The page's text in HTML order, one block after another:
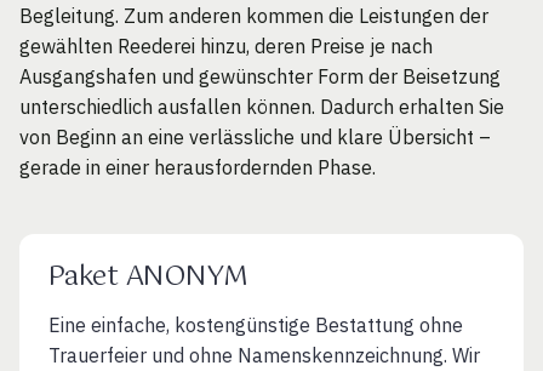
Begleitung. Zum anderen kommen die Leistungen der
gewählten Reederei hinzu, deren Preise je nach
Ausgangshafen und gewünschter Form der Beisetzung
unterschiedlich ausfallen können. Dadurch erhalten Sie
von Beginn an eine verlässliche und klare Übersicht –
gerade in einer herausfordernden Phase.
Paket ANONYM
Eine einfache, kostengünstige Bestattung ohne
Trauerfeier und ohne Namenskennzeichnung. Wir